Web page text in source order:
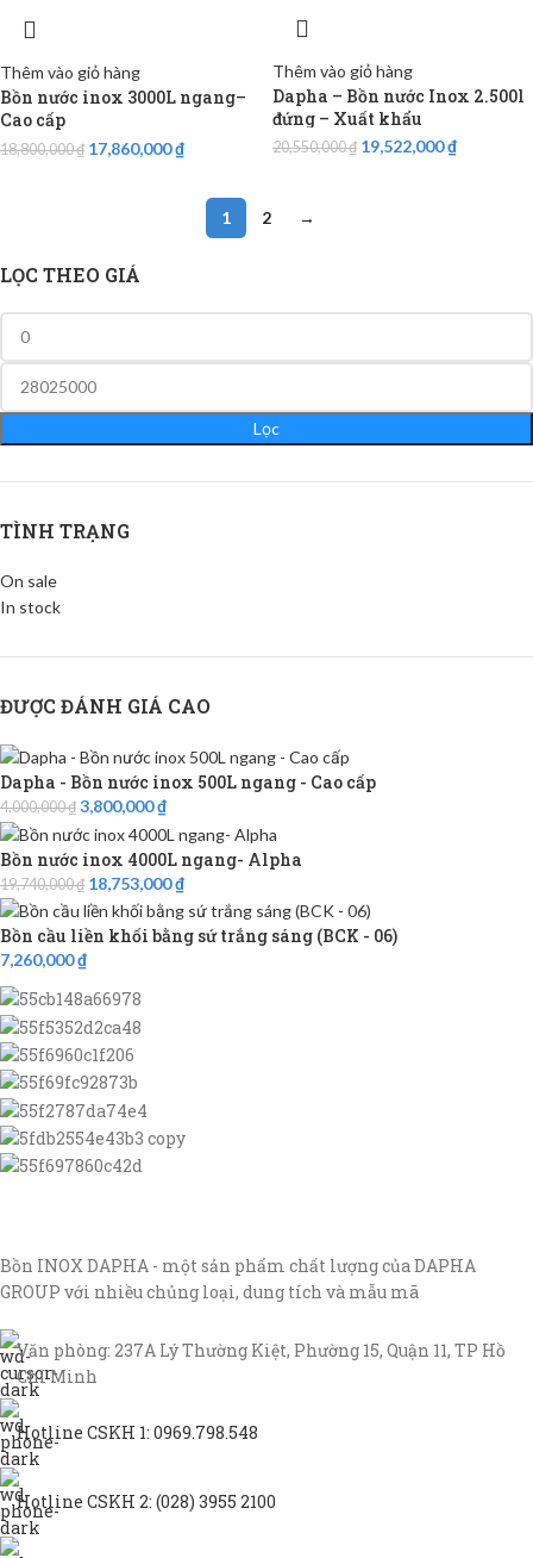
LỌC THEO GIÁ
Lọc
TÌNH TRẠNG
On sale
In stock
ĐƯỢC ĐÁNH GIÁ CAO
Dapha - Bồn nước inox 500L ngang - Cao cấp
4,000,000₫ 3,800,000₫
Bồn nước inox 4000L ngang- Alpha
19,740,000₫ 18,753,000₫
Bồn cầu liền khối bằng sứ trắng sáng (BCK - 06)
7,260,000₫
Thêm vào giỏ hàng
Bồn nước inox 3000L ngang–
Cao cấp
18,800,000₫ 17,860,000₫
Thêm vào giỏ hàng
Dapha – Bồn nước Inox 2.500l
đứng – Xuất khẩu
20,550,000₫ 19,522,000₫
1 2 →
Bồn INOX DAPHA - một sản phẩm chất lượng của DAPHA
GROUP với nhiều chủng loại, dung tích và mẫu mã
Văn phòng: 237A Lý Thường Kiệt, Phường 15, Quận 11, TP Hồ
Chí Minh
Hotline CSKH 1: 0969.798.548
Hotline CSKH 2: (028) 3955 2100